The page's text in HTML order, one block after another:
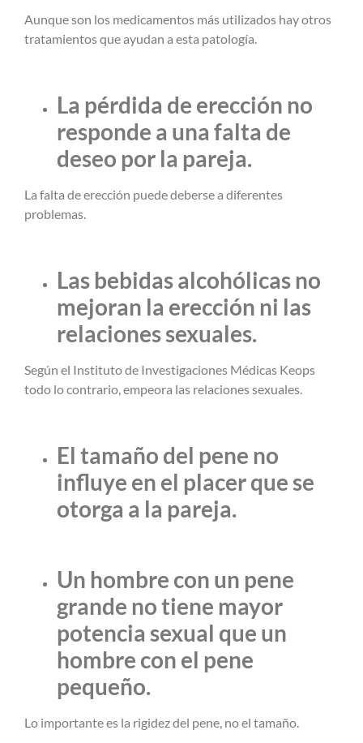
Aunque son los medicamentos más utilizados hay otros
tratamientos que ayudan a esta patología.
La pérdida de erección no
responde a una falta de
deseo por la pareja.
La falta de erección puede deberse a diferentes
problemas.
Las bebidas alcohólicas no
mejoran la erección ni las
relaciones sexuales.
Según el Instituto de Investigaciones Médicas Keops
todo lo contrario, empeora las relaciones sexuales.
El tamaño del pene no
influye en el placer que se
otorga a la pareja.
Un hombre con un pene
grande no tiene mayor
potencia sexual que un
hombre con el pene
pequeño.
Lo importante es la rigidez del pene, no el tamaño.